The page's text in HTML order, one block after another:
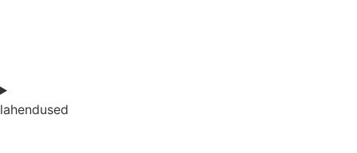
lahendused